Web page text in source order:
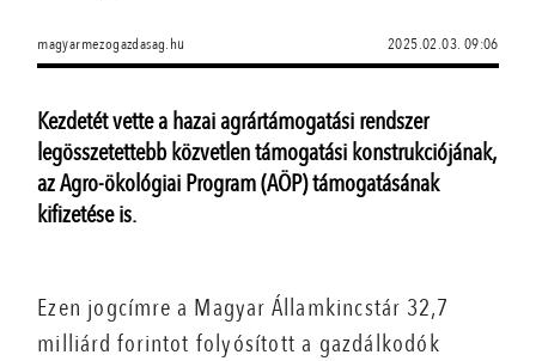
magyarmezogazdasag.hu 2025.02.03. 09:06
Kezdetét vette a hazai agrártámogatási rendszer
legösszetettebb közvetlen támogatási konstrukciójának,
az Agro-ökológiai Program (AÖP) támogatásának
kifizetése is.
Ezen jogcímre a Magyar Államkincstár 32,7
milliárd forintot folyósított a gazdálkodók